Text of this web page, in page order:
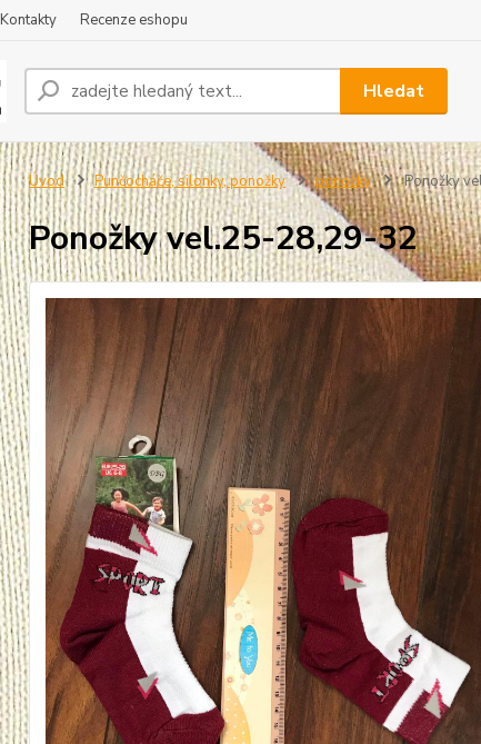
Kontakty Recenze eshopu
Hledat
Úvod Punčocháče, silonky, ponožky ponožky Ponožky
Ponožky vel.25-28,29-32